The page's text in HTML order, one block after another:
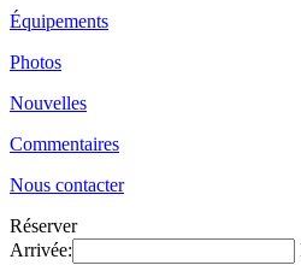
Équipements
Photos
Nouvelles
Commentaires
Nous contacter
Réserver
Arrivée: